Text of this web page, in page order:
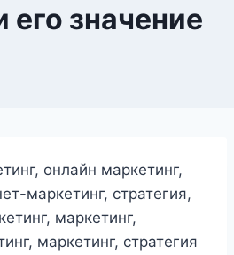
его значение